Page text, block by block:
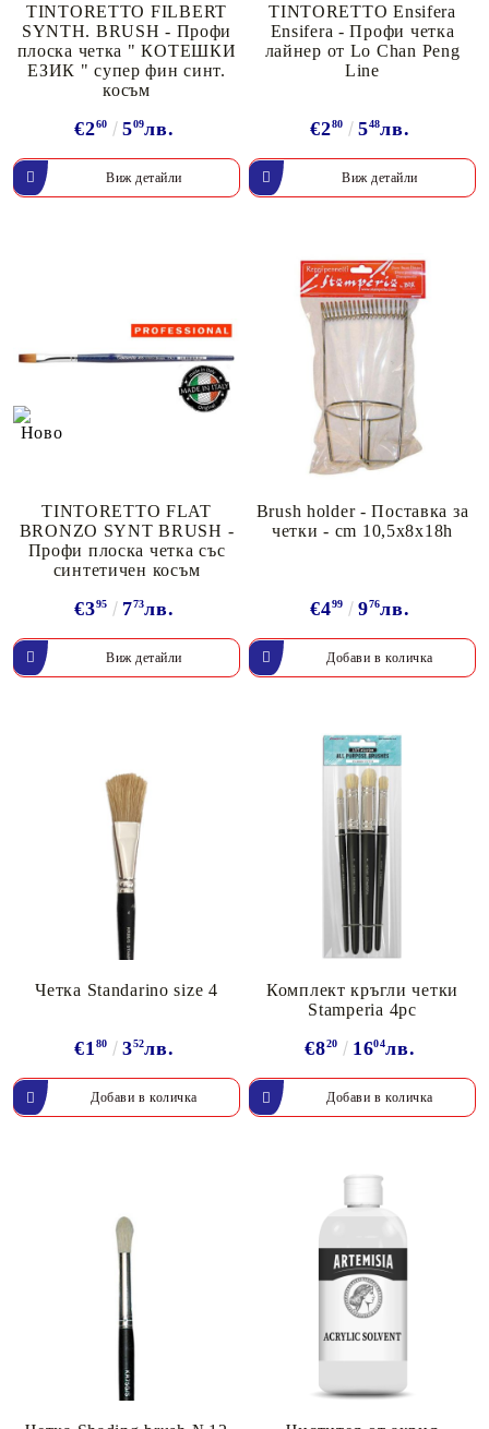
TINTORETTO FILBERT
SYNTH. BRUSH - Профи
плоска четка " КОТЕШКИ
ЕЗИК " супер фин синт.
косъм
€260 509лв.
Виж детайли
TINTORETTO Ensifera
Ensifera - Профи четка
лайнер от Lo Chan Peng
Line
€280 548лв.
Виж детайли
TINTORETTO FLAT
BRONZO SYNT BRUSH -
Профи плоска четка със
синтетичен косъм
€395 773лв.
Виж детайли
Brush holder - Поставка за
четки - cm 10,5x8x18h
€499 976лв.
Четка Standarino size 4
€180 352лв.
Комплект кръгли четки
Stamperia 4pc
€820 1604лв.